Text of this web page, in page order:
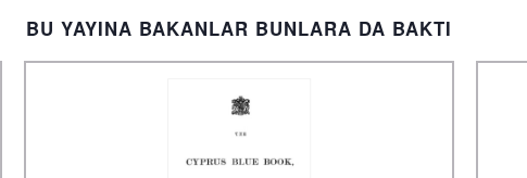
BU YAYINA BAKANLAR BUNLARA DA BAKTI